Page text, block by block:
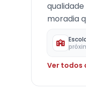
moradia
Ver todos